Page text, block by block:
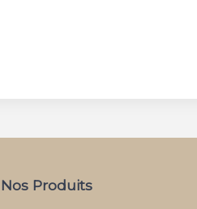
Nos Produits